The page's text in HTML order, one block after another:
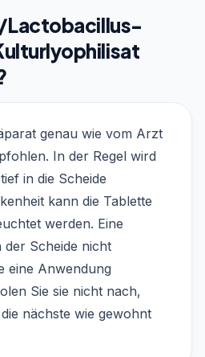
Lactobacillus-
genau wie vom Arzt
In der Regel wird
in die Scheide
kann die Tablette
werden. Eine
der Scheide nicht
eine Anwendung
Sie sie nicht nach,
nächste wie gewohnt